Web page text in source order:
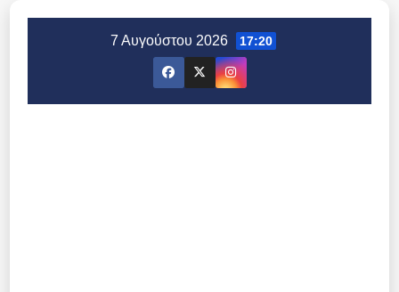
7 Αυγούστου 2026 17:20